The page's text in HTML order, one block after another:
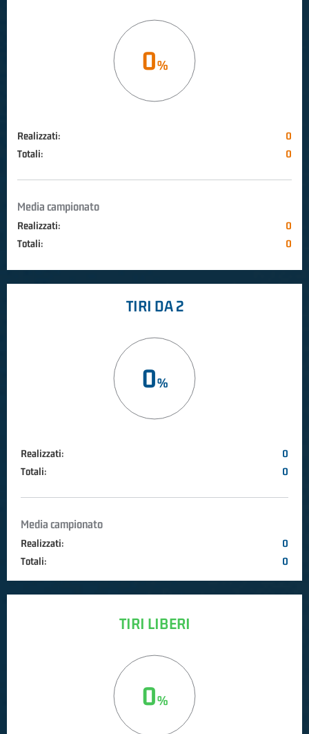
0
Realizzati:
0
Totali:
0
Media campionato
Realizzati:
0
Totali:
0
TIRI DA 2
0
Realizzati:
0
Totali:
0
Media campionato
Realizzati:
0
Totali:
0
TIRI LIBERI
0